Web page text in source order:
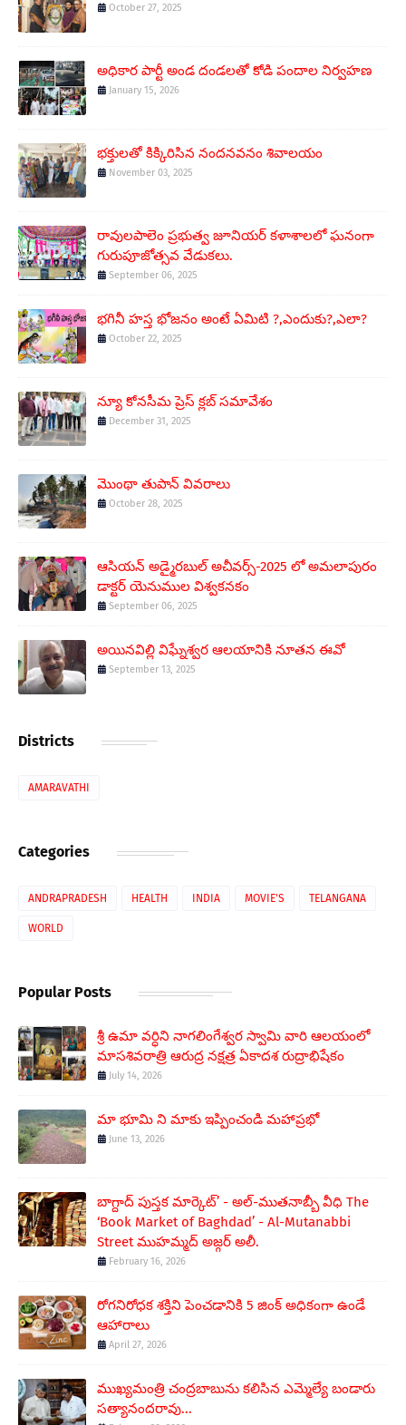
October 27, 2025
అధికార పార్టీ అండ దండలతో కోడి పందాల నిర్వహణ
January 15, 2026
భక్తులతో కిక్కిరిసిన నందనవనం శివాలయం
November 03, 2025
రావులపాలెం ప్రభుత్వ జూనియర్ కళాశాలలో ఘనంగా
గురుపూజోత్సవ వేడుకలు.
September 06, 2025
భగినీ హస్త భోజనం అంటే ఏమిటి ?,ఎందుకు?,ఎలా?
October 22, 2025
న్యూ కోనసీమ ప్రెస్ క్లబ్ సమావేశం
December 31, 2025
మొంథా తుపాన్ వివరాలు
October 28, 2025
ఆసియన్ అడ్మైరబుల్ అచీవర్స్-2025 లో అమలాపురం
డాక్టర్ యెనుముల విశ్వకనకం
September 06, 2025
అయినవిల్లి విఘ్నేశ్వర ఆలయానికి నూతన ఈవో
September 13, 2025
Districts
AMARAVATHI
Categories
ANDRAPRADESH HEALTH INDIA MOVIE'S TELANGANA
WORLD
Popular Posts
శ్రీ ఉమా వర్ధిని నాగలింగేశ్వర స్వామి వారి ఆలయంలో
మాసశివరాత్రి ఆరుద్ర నక్షత్ర ఏకాదశ రుద్రాభిషేకం
July 14, 2026
మా భూమి ని మాకు ఇప్పించండి మహాప్రభో
June 13, 2026
బాగ్దాద్ పుస్తక మార్కెట్’ - అల్-ముతనాబ్బీ వీధి The
‘Book Market of Baghdad’ - Al-Mutanabbi
Street ముహమ్మద్ అజ్గర్ అలీ.
February 16, 2026
రోగనిరోధక శక్తిని పెంచడానికి 5 జింక్ అధికంగా ఉండే
ఆహారాలు
April 27, 2026
ముఖ్యమంత్రి చంద్రబాబును కలిసిన ఎమ్మెల్యే బండారు
సత్యానందరావు...